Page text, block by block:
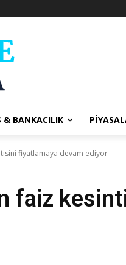
& BANKACILIK
fiyatlamaya devam ediyor
faiz